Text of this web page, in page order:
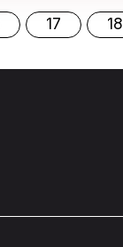
17 18